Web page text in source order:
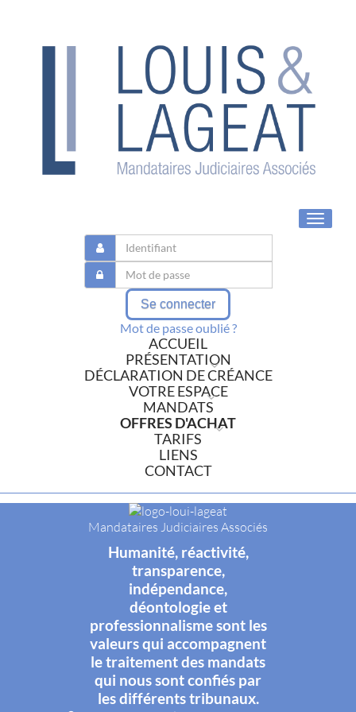
Toggle
Se connecter
Mot de passe oublié ?
ACCUEIL
PRÉSENTATION
DÉCLARATION DE CRÉANCE
VOTRE ESPACE
MANDATS
OFFRES D'ACHAT
TARIFS
LIENS
CONTACT
Mandataires Judiciaires Associés
Humanité, réactivité,
transparence,
indépendance,
déontologie et
professionnalisme sont les
valeurs qui accompagnent
le traitement des mandats
qui nous sont confiés par
les différents tribunaux.